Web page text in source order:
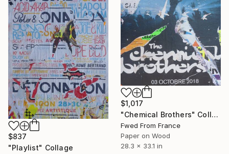
$837
"Playlist" Collage
$1,017
"Chemical Brothers" Collage
Fwed From France
Paper on Wood
28.3 x 33.1 in